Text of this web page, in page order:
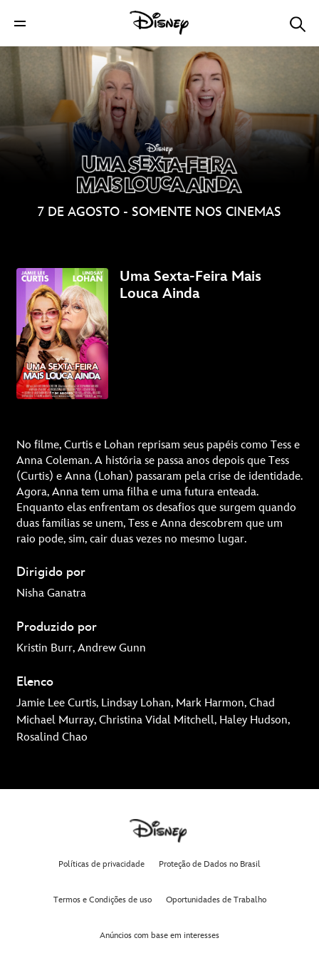
7 DE AGOSTO - SOMENTE NOS CINEMAS
Uma Sexta-Feira Mais
Louca Ainda
No filme, Curtis e Lohan reprisam seus papéis como Tess e
Anna Coleman. A história se passa anos depois que Tess
(Curtis) e Anna (Lohan) passaram pela crise de identidade.
Agora, Anna tem uma filha e uma futura enteada.
Enquanto elas enfrentam os desafios que surgem quando
duas famílias se unem, Tess e Anna descobrem que um
raio pode, sim, cair duas vezes no mesmo lugar.
Dirigido por
Nisha Ganatra
Produzido por
Kristin Burr, Andrew Gunn
Elenco
Jamie Lee Curtis, Lindsay Lohan, Mark Harmon, Chad
Michael Murray, Christina Vidal Mitchell, Haley Hudson,
Rosalind Chao
Políticas de privacidade Proteção de Dados no Brasil
Termos e Condições de uso Oportunidades de Trabalho
Anúncios com base em interesses